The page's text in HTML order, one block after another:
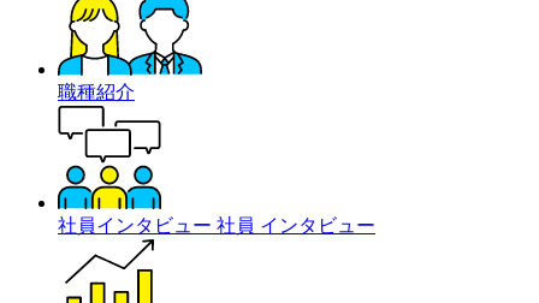
職種紹介
社員インタビュー 社員 インタビュー